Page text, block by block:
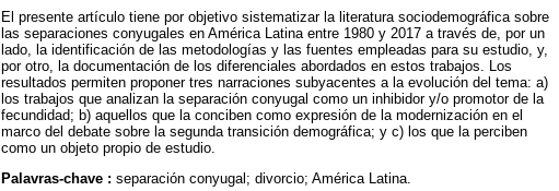
El presente artículo tiene por objetivo sistematizar la literatura sociodemográfica sobre
las separaciones conyugales en América Latina entre 1980 y 2017 a través de, por un
lado, la identificación de las metodologías y las fuentes empleadas para su estudio, y,
por otro, la documentación de los diferenciales abordados en estos trabajos. Los
resultados permiten proponer tres narraciones subyacentes a la evolución del tema: a)
los trabajos que analizan la separación conyugal como un inhibidor y/o promotor de la
fecundidad; b) aquellos que la conciben como expresión de la modernización en el
marco del debate sobre la segunda transición demográfica; y c) los que la perciben
como un objeto propio de estudio.
Palavras-chave : separación conyugal; divorcio; América Latina.